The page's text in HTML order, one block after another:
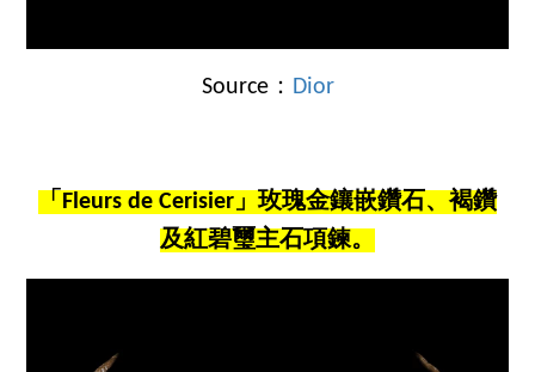
Source： Dior
「Fleurs de Cerisier」玫瑰金鑲嵌鑽石、褐鑽
及紅碧璽主石項鍊。